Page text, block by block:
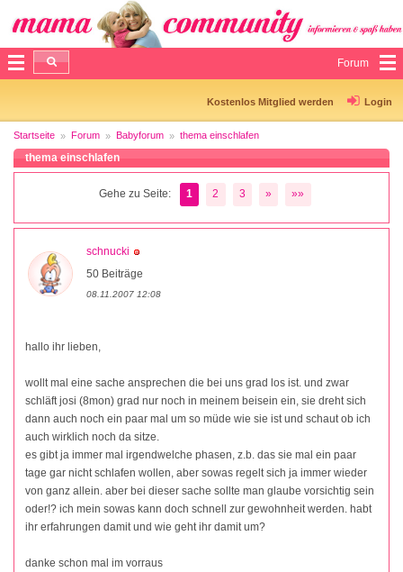
Forum
Kostenlos Mitglied werden Login
Startseite Forum Babyforum thema einschlafen
thema einschlafen
Gehe zu Seite: 1 2 3 » »»
schnucki
50 Beiträge
08.11.2007 12:08
hallo ihr lieben,
wollt mal eine sache ansprechen die bei uns grad los ist. und zwar
schläft josi (8mon) grad nur noch in meinem beisein ein, sie dreht sich
dann auch noch ein paar mal um so müde wie sie ist und schaut ob ich
auch wirklich noch da sitze.
es gibt ja immer mal irgendwelche phasen, z.b. das sie mal ein paar
tage gar nicht schlafen wollen, aber sowas regelt sich ja immer wieder
von ganz allein. aber bei dieser sache sollte man glaube vorsichtig sein
oder!? ich mein sowas kann doch schnell zur gewohnheit werden. habt
ihr erfahrungen damit und wie geht ihr damit um?
danke schon mal im vorraus